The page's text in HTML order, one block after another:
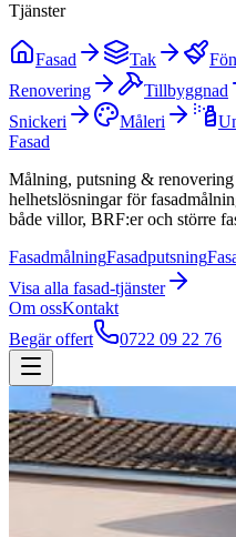
Tjänster
Fasad Tak
Renovering
Tillbyggnad
Snickeri
Måleri
Fasad
Målning, putsning &
helhetslösningar för
både villor, BRF:er och större
FasadmålningFasadputsning
Visa alla fasad-tjänster
Om ossKontakt
Begär offert
0722 09 22 76